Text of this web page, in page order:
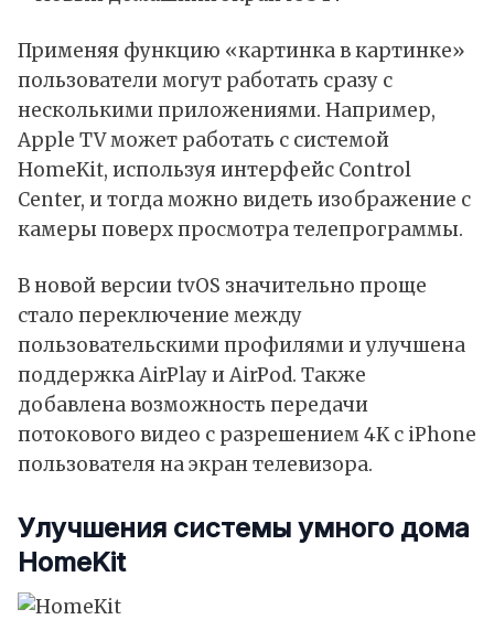
Применяя функцию «картинка в картинке»
пользователи могут работать сразу с
несколькими приложениями. Например,
Apple TV может работать с системой
HomeKit, используя интерфейс Control
Center, и тогда можно видеть изображение с
камеры поверх просмотра телепрограммы.
В новой версии tvOS значительно проще
стало переключение между
пользовательскими профилями и улучшена
поддержка AirPlay и AirPod. Также
добавлена возможность передачи
потокового видео с разрешением 4K с iPhone
пользователя на экран телевизора.
Улучшения системы умного дома
HomeKit